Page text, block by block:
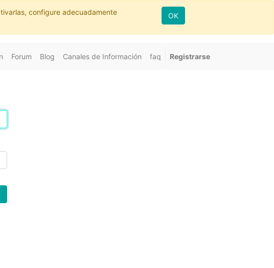
configure adecuadamente
OK
Forum Blog Canales de Información faq Registrarse